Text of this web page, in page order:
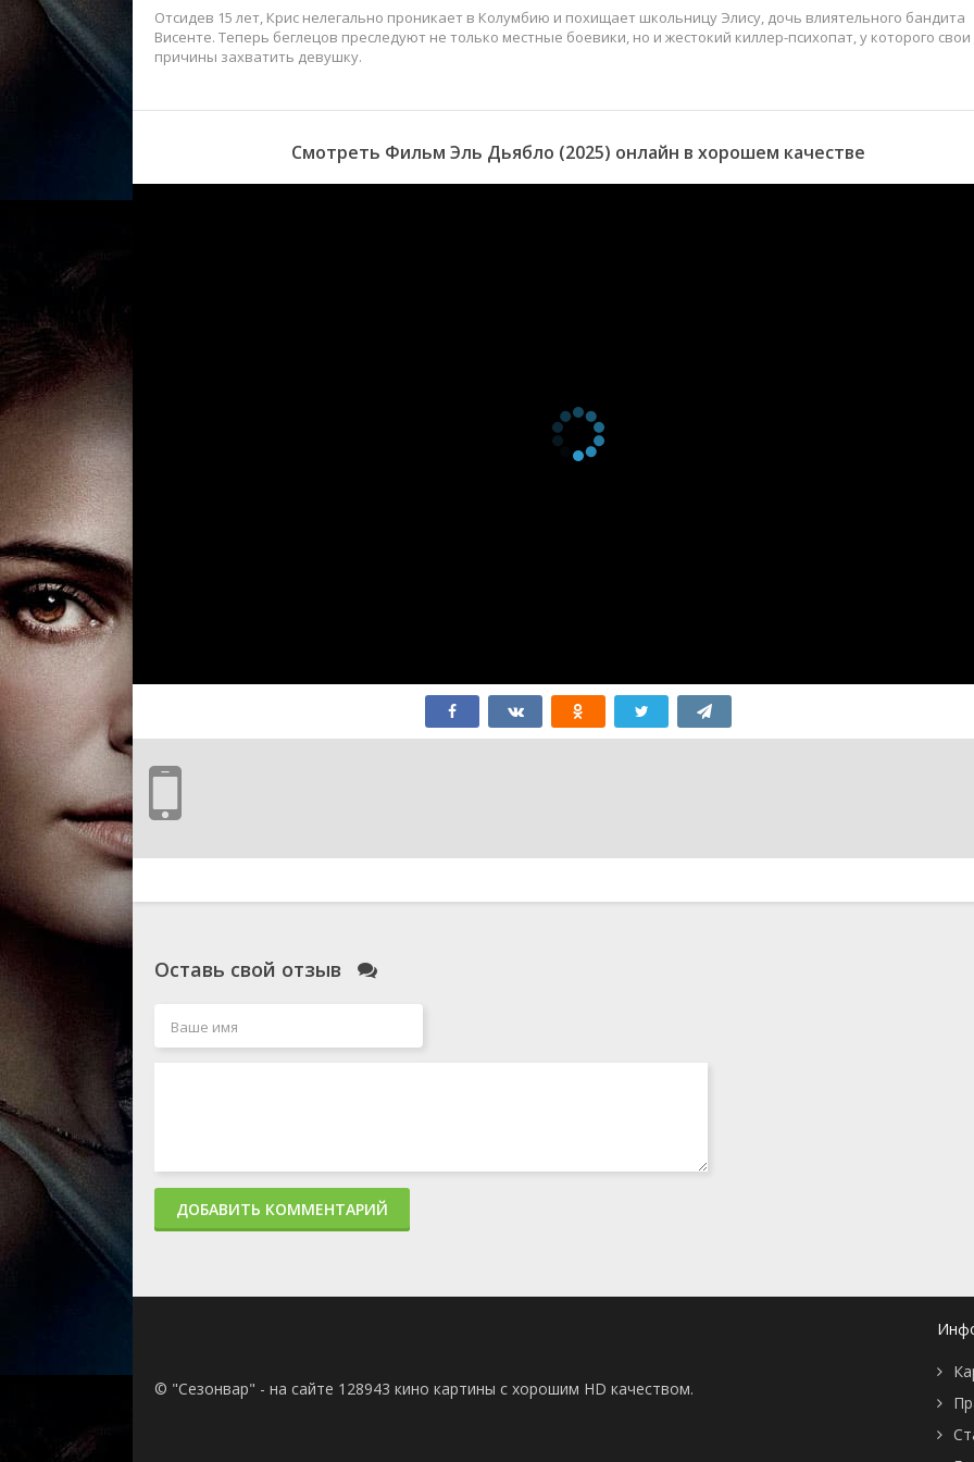
Отсидев 15 лет, Крис нелегально проникает в Колумбию и похищает школьницу Элису, дочь влиятельного бандита
Висенте. Теперь беглецов преследуют не только местные боевики, но и жестокий киллер-психопат, у которого свои
причины захватить девушку.
Смотреть Фильм Эль Дьябло (2025) онлайн в хорошем качестве
Оставь свой отзыв
ДОБАВИТЬ КОММЕНТАРИЙ
© "Сезонвар" - на сайте 128943 кино картины с хорошим HD качеством.